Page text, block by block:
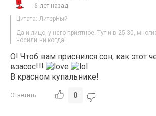
6 лет назад
Цитата: ЛитерНый
Да и лицо, у него приятное. Тут и в 25-30,
носили ни когда!
О! Чтоб вам приснился сон, как этот
взасос!!!
В красном купальнике!
Ответить 0